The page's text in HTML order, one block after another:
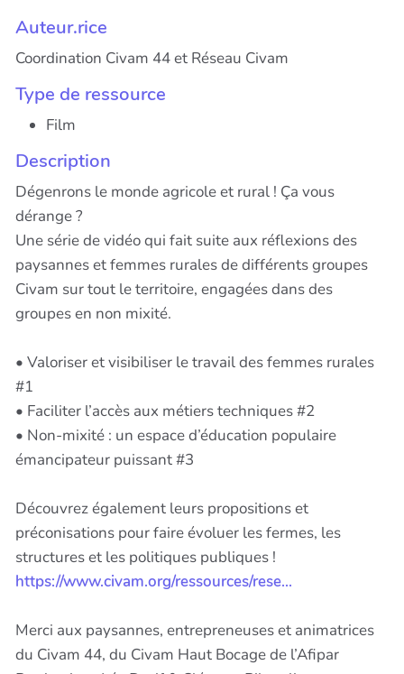
Auteur.rice
Coordination Civam 44 et Réseau Civam
Type de ressource
Film
Description
Dégenrons le monde agricole et rural ! Ça vous
dérange ?
Une série de vidéo qui fait suite aux réflexions des
paysannes et femmes rurales de différents groupes
Civam sur tout le territoire, engagées dans des
groupes en non mixité.
• Valoriser et visibiliser le travail des femmes rurales
#1
• Faciliter l’accès aux métiers techniques #2
• Non-mixité : un espace d’éducation populaire
émancipateur puissant #3
Découvrez également leurs propositions et
préconisations pour faire évoluer les fermes, les
structures et les politiques publiques !
https://www.civam.org/ressources/rese...
Merci aux paysannes, entrepreneuses et animatrices
du Civam 44, du Civam Haut Bocage de l’Afipar